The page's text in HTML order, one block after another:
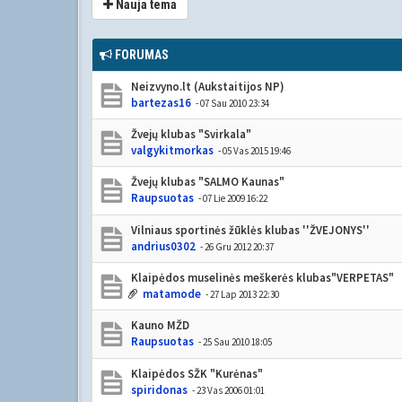
Nauja tema
FORUMAS
Neizvyno.lt (Aukstaitijos NP)
bartezas16 - 07 Sau 2010 23:34
Žvejų klubas "Svirkala"
valgykitmorkas - 05 Vas 2015 19:46
Žvejų klubas "SALMO Kaunas"
Raupsuotas - 07 Lie 2009 16:22
Vilniaus sportinės žūklės klubas ''ŽVEJONYS''
andrius0302 - 26 Gru 2012 20:37
Klaipėdos muselinės meškerės klubas"VERPETAS"
matamode - 27 Lap 2013 22:30
Kauno MŽD
Raupsuotas - 25 Sau 2010 18:05
Klaipėdos SŽK "Kurėnas"
spiridonas - 23 Vas 2006 01:01